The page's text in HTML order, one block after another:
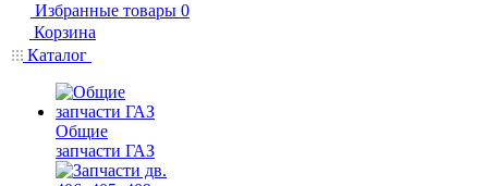
Избранные товары 0
Корзина
Каталог
Общие
запчасти ГАЗ